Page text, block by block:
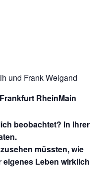
und Frank Weigand
RheinMain
beobachtet? In Ihrer
müssten, wie
eigenes Leben wirklich